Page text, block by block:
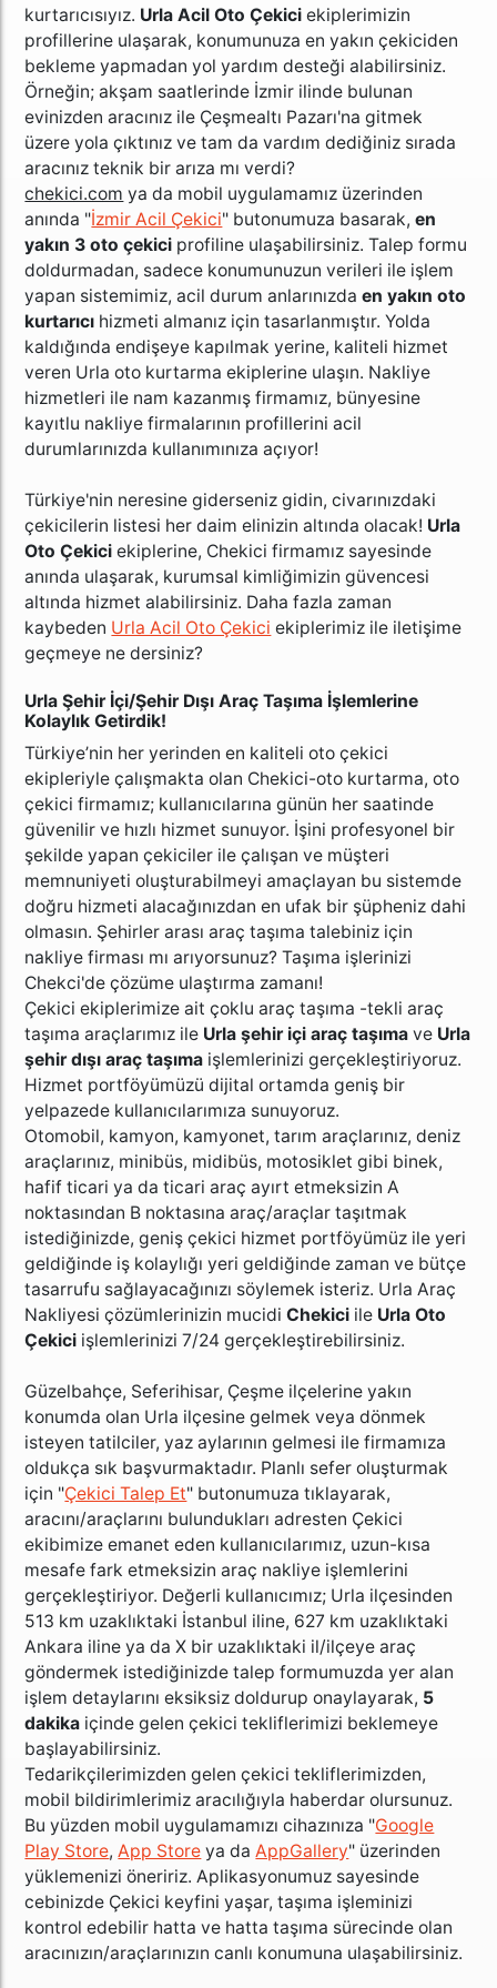
kurtarıcısıyız. Urla Acil Oto Çekici ekiplerimizin
profillerine ulaşarak, konumunuza en yakın çekiciden
bekleme yapmadan yol yardım desteği alabilirsiniz.
Örneğin; akşam saatlerinde İzmir ilinde bulunan
evinizden aracınız ile Çeşmealtı Pazarı'na gitmek
üzere yola çıktınız ve tam da vardım dediğiniz sırada
aracınız teknik bir arıza mı verdi?
chekici.com ya da mobil uygulamamız üzerinden
anında "İzmir Acil Çekici" butonumuza basarak,en
yakın 3 oto çekici profiline ulaşabilirsiniz. Talep formu
doldurmadan, sadece konumunuzun verileri ile işlem
yapan sistemimiz, acil durum anlarınızdaen yakın oto
kurtarıcı hizmeti almanız için tasarlanmıştır.Yolda
kaldığında endişeye kapılmak yerine, kaliteli hizmet
veren Urla oto kurtarma ekiplerine ulaşın. Nakliye
hizmetleri ile nam kazanmış firmamız, bünyesine
kayıtlu nakliye firmalarının profillerini acil
durumlarınızda kullanımınıza açıyor!
Türkiye'nin neresine giderseniz gidin, civarınızdaki
çekicilerin listesi her daim elinizin altında olacak! Urla
Oto Çekici ekiplerine, Chekici firmamız sayesinde
anında ulaşarak, kurumsal kimliğimizin güvencesi
altında hizmet alabilirsiniz. Daha fazla zaman
kaybeden Urla Acil Oto Çekici ekiplerimiz ile iletişime
geçmeye ne dersiniz?
Urla Şehir İçi/Şehir Dışı Araç Taşıma İşlemlerine
Kolaylık Getirdik!
Türkiye’nin her yerinden en kaliteli oto çekici
ekipleriyle çalışmakta olan Chekici-oto kurtarma, oto
çekici firmamız; kullanıcılarınagünün her saatinde
güvenilir ve hızlı hizmet sunuyor. İşini profesyonel bir
şekilde yapan çekiciler ile çalışan ve müşteri
memnuniyeti oluşturabilmeyi amaçlayan bu sistemde
doğru hizmeti alacağınızdan en ufak bir şüpheniz dahi
olmasın. Şehirler arası araç taşıma talebiniz için
nakliye firması mı arıyorsunuz? Taşıma işlerinizi
Chekci'de çözüme ulaştırma zamanı!
Çekici ekiplerimize aitçoklu araç taşıma -tekli araç
taşıma araçlarımız ile Urla şehir içi araç taşıma ve Urla
şehir dışı araç taşıma işlemlerinizi gerçekleştiriyoruz.
Hizmet portföyümüzü dijital ortamda geniş bir
yelpazede kullanıcılarımıza sunuyoruz.
Otomobil, kamyon, kamyonet, tarım araçlarınız, deniz
araçlarınız, minibüs, midibüs, motosiklet gibi binek,
hafif ticari ya da ticari araç ayırt etmeksizin A
noktasından B noktasına araç/araçlar taşıtmak
istediğinizde, geniş çekici hizmet portföyümüz ile yeri
geldiğinde iş kolaylığı yeri geldiğinde zaman ve bütçe
tasarrufu sağlayacağınızı söylemek isteriz. Urla Araç
Nakliyesi çözümlerinizin mucidiChekici ile Urla Oto
Çekici işlemlerinizi 7/24 gerçekleştirebilirsiniz.
Güzelbahçe, Seferihisar, Çeşme ilçelerine yakın
konumda olan Urla ilçesine gelmek veya dönmek
isteyen tatilciler, yaz aylarının gelmesi ile firmamıza
oldukça sık başvurmaktadır. Planlı sefer oluşturmak
için "Çekici Talep Et" butonumuza tıklayarak,
aracını/araçlarını bulundukları adresten Çekici
ekibimize emanet eden kullanıcılarımız, uzun-kısa
mesafe fark etmeksizin araç nakliye işlemlerini
gerçekleştiriyor. Değerli kullanıcımız; Urla ilçesinden
513 km uzaklıktaki İstanbul iline, 627 km uzaklıktaki
Ankara iline ya da X bir uzaklıktaki il/ilçeye araç
göndermek istediğinizde talep formumuzda yer alan
işlem detaylarını eksiksiz doldurup onaylayarak, 5
dakika içinde gelen çekici tekliflerimizi beklemeye
başlayabilirsiniz.
Tedarikçilerimizden gelen çekici tekliflerimizden,
mobil bildirimlerimiz aracılığıyla haberdar olursunuz.
Bu yüzden mobil uygulamamızı cihazınıza "Google
Play Store,App Store ya daAppGallery" üzerinden
yüklemenizi öneririz. Aplikasyonumuz sayesinde
cebinizde Çekici keyfini yaşar, taşıma işleminizi
kontrol edebilir hatta ve hatta taşıma sürecinde olan
aracınızın/araçlarınızın canlı konumuna ulaşabilirsiniz.